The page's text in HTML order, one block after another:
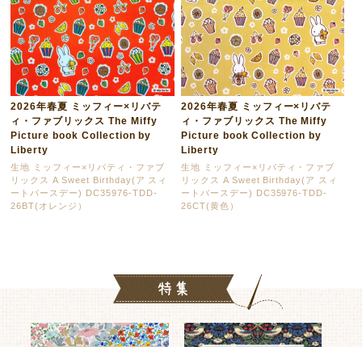
2026年春夏 ミッフィー×リバテ
ィ・ファブリックス The Miffy
Picture book Collection by
Liberty
生地 ミッフィー×リバティ・ファブ
リックス A Sweet Birthday(ア スィ
ートバースデー) DC35976-TDD-
26BT(オレンジ）
2026年春夏 ミッフィー×リバテ
ィ・ファブリックス The Miffy
Picture book Collection by
Liberty
生地 ミッフィー×リバティ・ファブ
リックス A Sweet Birthday(ア スィ
ートバースデー) DC35976-TDD-
26CT(黄色）